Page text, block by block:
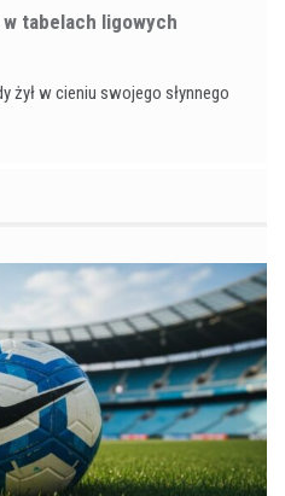
tabelach ligowych
żył w cieniu swojego słynnego